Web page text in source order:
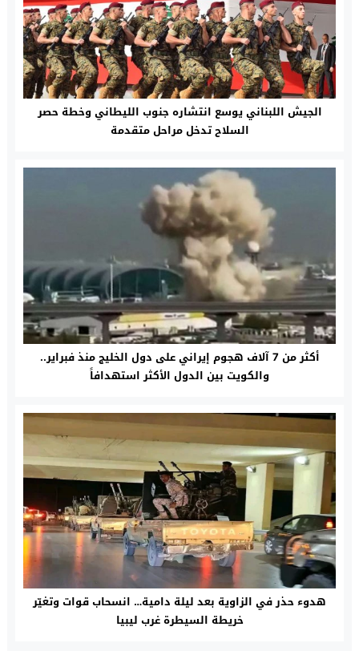
الجيش اللبناني يوسع انتشاره جنوب الليطاني وخطة حصر
السلاح تدخل مراحل متقدمة
أكثر من 7 آلاف هجوم إيراني على دول الخليج منذ فبراير..
والكويت بين الدول الأكثر استهدافاً
هدوء حذر في الزاوية بعد ليلة دامية… انسحاب قوات وتغيّر
خريطة السيطرة غرب ليبيا